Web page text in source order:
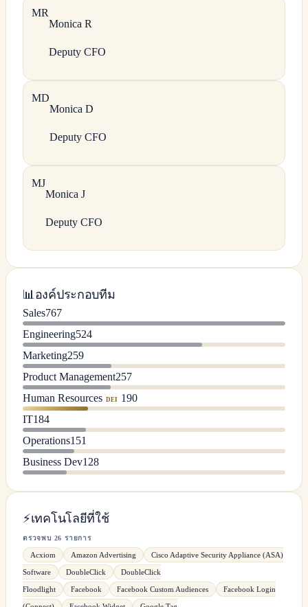
MR
Monica R
Deputy CFO
MD
Monica D
Deputy CFO
MJ
Monica J
Deputy CFO
📊 องค์ประกอบทีม
Sales767
Engineering524
Marketing259
Product Management257
Human Resources DEI
190
IT184
Operations151
Business Dev128
⚡เทคโนโลยีที่ใช้
ตรวจพบ 26 รายการ
Acxiom Amazon Advertising Cisco Adaptive Security Appliance (ASA)
Software DoubleClick DoubleClick
Floodlight Facebook Facebook Custom Audiences Facebook Login